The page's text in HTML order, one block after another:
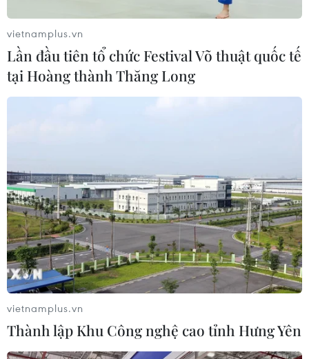
vietnamplus.vn
Lần đầu tiên tổ chức Festival Võ thuật quốc tế
tại Hoàng thành Thăng Long
vietnamplus.vn
Thành lập Khu Công nghệ cao tỉnh Hưng Yên